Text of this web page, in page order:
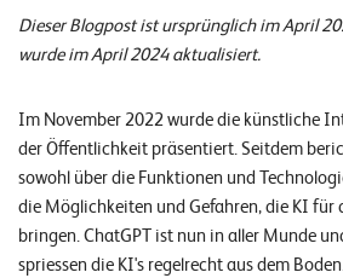
U
n
t
e
Dieser Blogpost ist ursprünglich im April
wurde im April 2024 aktualisiert.
Im November 2022 wurde die künstliche
der Öffentlichkeit präsentiert. Seitdem
sowohl über die Funktionen und
die Möglichkeiten und Gefahren, die KI für
bringen. ChatGPT ist nun in aller Munde
spriessen die KI's regelrecht aus dem